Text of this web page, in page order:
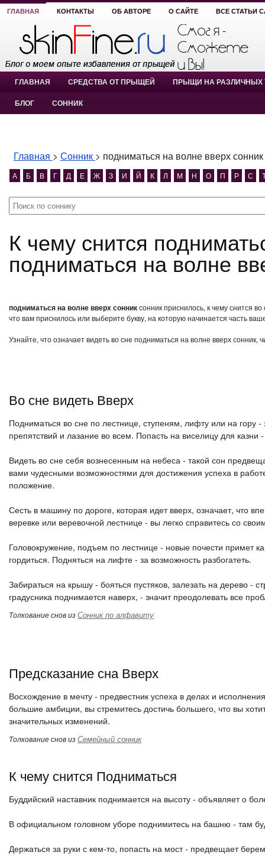
ГЛАВНАЯ КОНТАКТЫ ОБ АВТОРЕ О САЙТЕ ВСЕ СТАТЬИ
ГЛАВНАЯ СРЕДСТВА ОТ ПРЫЩЕЙ ПРЫЩИ НА РАЗЛИЧНЫХ
БЛОГ СОННИК
Главная > Сонник > подниматься на волне вверх сонник
А Б В Г Д Е Ж З И Й К Л М Н О П Р С
К чему снится подниматься на волне вверх сонник?
подниматься на волне
подниматься на волне вверх сонниксонник приснилось, к чему снится
что вам приснилось или выберите букву, на которую начинается часть
Узнайте, что означает видеть во сне подниматься на волне вверх
Во сне видеть Вверх
Подниматься во сне по лестнице, ступеням, лифту или на гору
препятствий и лазание во всем. Попасть на виселицу для казни
Видеть во сне себя вознесенным на небеса - такой сон
вами чудесными возможностями для достижения успеха в
положение.
Сесть в машину по дороге, которая идет вверх, означает, что
веревке или веревочной лестнице - вы легко справитесь со
Головокружение, подъем по лестнице - новые почести примет
гордиться. Подняться на лифте - за возможность разбогатеть.
Забираться на крышу - бояться пустяков, залезать на дерево -
градусника поднимается наверх, - значит преодолевать все
Толкование снов изСонник по алфавиту
Предсказание сна Вверх
Восхождение в мечту - предвестник успеха в делах и
большие амбиции, вы стремитесь достичь большего, что вы
значительных изменений.
Толкование снов изСемейный сонник
К чему снится Подниматься
Буддийский наставник поднимается на высоту - объявляет о
В официальном головном уборе поднимитесь на башню - там
Держаться за руки с кем-то, попасть на мост - предвещает